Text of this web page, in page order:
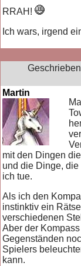
RRAH!
Ich wars, irgend
Martin
mit den Dingen
und die Dinge,
ich tue.
Als ich den
instinktiv ein
verschiedenen
Aber der
Gegenständen
Spielers
kann.